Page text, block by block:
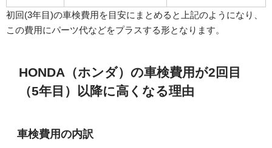
初回(3年目)の車検費用を目安にまとめると上記のようになり、
この費用にパーツ代などをプラスする形となります。
HONDA（ホンダ）の車検費用が2回目
（5年目）以降に高くなる理由
車検費用の内訳